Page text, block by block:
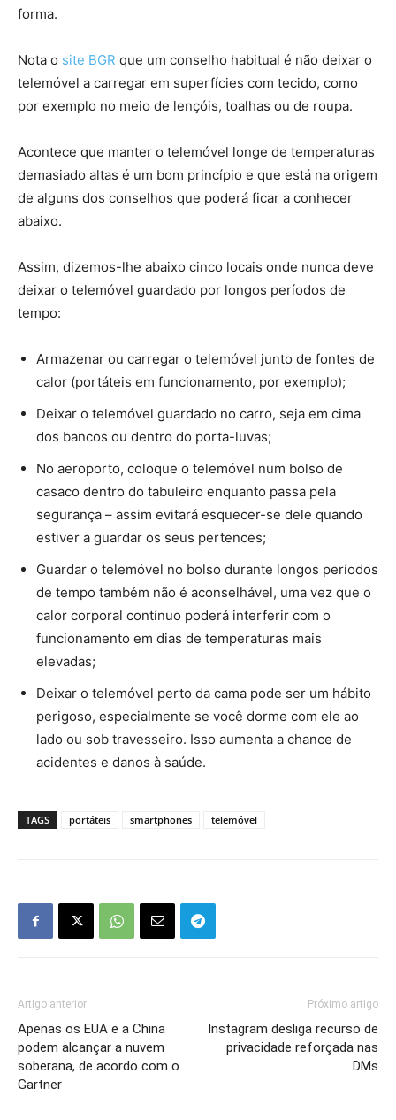
forma.
Nota o site BGR que um conselho habitual é não deixar o
telemóvel a carregar em superfícies com tecido, como
por exemplo no meio de lençóis, toalhas ou de roupa.
Acontece que manter o telemóvel longe de temperaturas
demasiado altas é um bom princípio e que está na origem
de alguns dos conselhos que poderá ficar a conhecer
abaixo.
Assim, dizemos-lhe abaixo cinco locais onde nunca deve
deixar o telemóvel guardado por longos períodos de
tempo:
Armazenar ou carregar o telemóvel junto de fontes de
calor (portáteis em funcionamento, por exemplo);
Deixar o telemóvel guardado no carro, seja em cima
dos bancos ou dentro do porta-luvas;
No aeroporto, coloque o telemóvel num bolso de
casaco dentro do tabuleiro enquanto passa pela
segurança – assim evitará esquecer-se dele quando
estiver a guardar os seus pertences;
Guardar o telemóvel no bolso durante longos períodos
de tempo também não é aconselhável, uma vez que o
calor corporal contínuo poderá interferir com o
funcionamento em dias de temperaturas mais
elevadas;
Deixar o telemóvel perto da cama pode ser um hábito
perigoso, especialmente se você dorme com ele ao
lado ou sob travesseiro. Isso aumenta a chance de
acidentes e danos à saúde.
TAGS portáteis smartphones telemóvel
Artigo anterior
Apenas os EUA e a China
podem alcançar a nuvem
soberana, de acordo com o
Gartner
Próximo artigo
Instagram desliga recurso de
privacidade reforçada nas
DMs